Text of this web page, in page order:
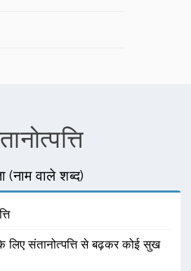
(नाम वाले शब्द)
लिए संतानोत्पत्ति से बढ़कर कोई सुख